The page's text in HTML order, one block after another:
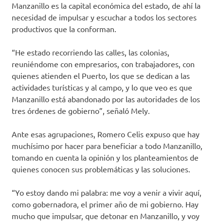
Manzanillo es la capital económica del estado, de ahí la
necesidad de impulsar y escuchar a todos los sectores
productivos que la conforman.
“He estado recorriendo las calles, las colonias,
reuniéndome con empresarios, con trabajadores, con
quienes atienden el Puerto, los que se dedican a las
actividades turísticas y al campo, y lo que veo es que
Manzanillo está abandonado por las autoridades de los
tres órdenes de gobierno”, señaló Mely.
Ante esas agrupaciones, Romero Celis expuso que hay
muchísimo por hacer para beneficiar a todo Manzanillo,
tomando en cuenta la opinión y los planteamientos de
quienes conocen sus problemáticas y las soluciones.
“Yo estoy dando mi palabra: me voy a venir a vivir aquí,
como gobernadora, el primer año de mi gobierno. Hay
mucho que impulsar, que detonar en Manzanillo, y voy